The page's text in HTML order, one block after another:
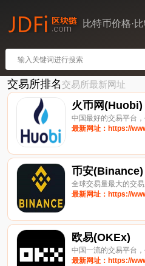
比特币价格·
交易所排名交易所最新网址
火币网(Huobi)
中国最好的交易平台
最新网址：https://
币安(Binance)
全球交易量最大的交
最新网址：https://
欧易(OKEx)
中国一流的交易平台
最新网址：https://